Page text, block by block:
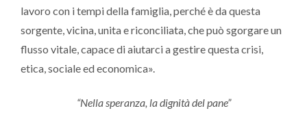
lavoro con i tempi della famiglia, perché è da questa
sorgente, vicina, unita e riconciliata, che può sgorgare un
flusso vitale, capace di aiutarci a gestire questa crisi,
etica, sociale ed economica».
“Nella speranza, la dignità del pane”